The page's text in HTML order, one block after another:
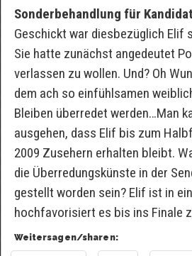
Sonderbehandlung für
Geschickt war diesbezüglich Elif
Sie hatte zunächst angedeutet
verlassen zu wollen. Und? Oh
dem ach so einfühlsamen
Bleiben überredet werden…Man
ausgehen, dass Elif bis zum
2009 Zusehern erhalten bleibt.
die Überredungskünste in der
gestellt worden sein? Elif ist in
hochfavorisiert es bis ins Finale
Weitersagen/sharen: